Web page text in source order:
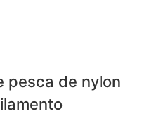
pesca de nylon